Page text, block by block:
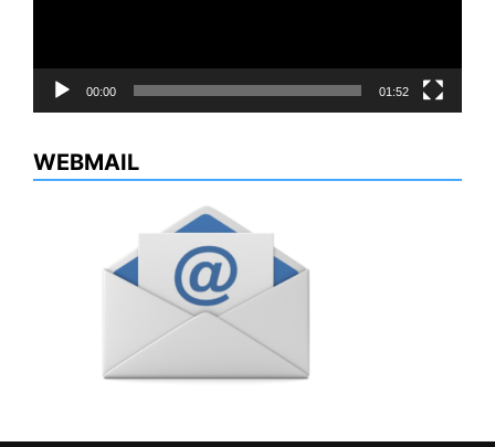
00:00 01:52
WEBMAIL